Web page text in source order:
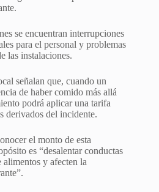
se encuentran interrupciones
para el personal y problemas
las instalaciones.
señalan que, cuando un
de haber comido más allá
podrá aplicar una tarifa
derivados del incidente.
el monto de esta
es “desalentar conductas
y afecten la